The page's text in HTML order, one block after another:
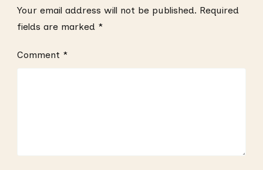
Your email address will not be published. Required
fields are marked *
Comment *